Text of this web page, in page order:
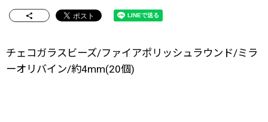
チェコガラスビーズ/ファイアポリッシュラウンド/ミラ
ーオリバイン/約4mm(20個)